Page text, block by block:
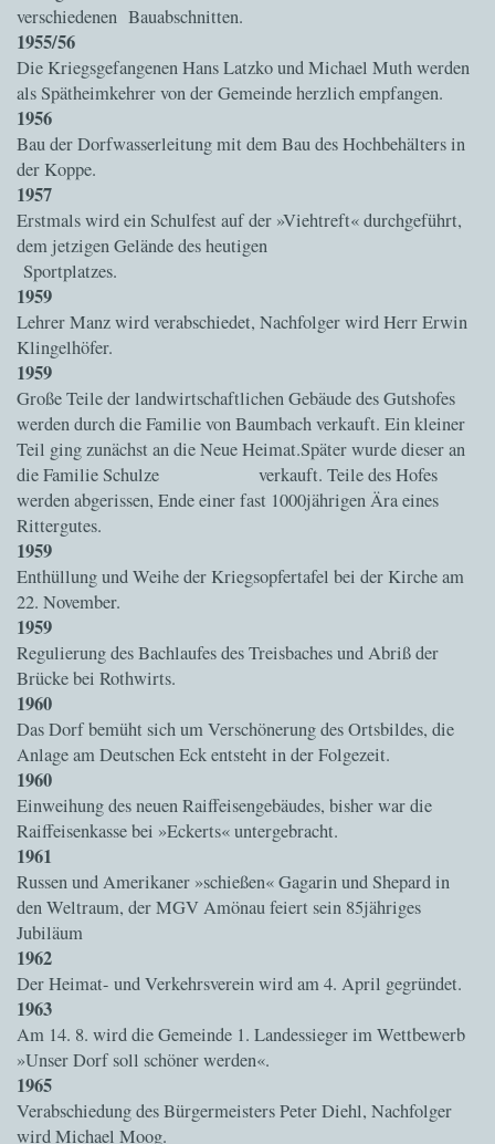
verschiedenen Bauabschnitten.
1955/56
Die Kriegsgefangenen Hans Latzko und Michael Muth werden
als Spätheimkehrer von der Gemeinde herzlich empfangen.
1956
Bau der Dorfwasserleitung mit dem Bau des Hochbehälters in
der Koppe.
1957
Erstmals wird ein Schulfest auf der »Viehtreft« durchgeführt,
dem jetzigen Gelände des heutigen
Sportplatzes.
1959
Lehrer Manz wird verabschiedet, Nachfolger wird Herr Erwin
Klingelhöfer.
1959
Große Teile der landwirtschaftlichen Gebäude des Gutshofes
werden durch die Familie von Baumbach verkauft. Ein kleiner
Teil ging zunächst an die Neue Heimat.Später wurde dieser an
die Familie Schulze verkauft. Teile des Hofes
werden abgerissen, Ende einer fast 1000jährigen Ära eines
Rittergutes.
1959
Enthüllung und Weihe der Kriegsopfertafel bei der Kirche am
22. November.
1959
Regulierung des Bachlaufes des Treisbaches und Abriß der
Brücke bei Rothwirts.
1960
Das Dorf bemüht sich um Verschönerung des Ortsbildes, die
Anlage am Deutschen Eck entsteht in der Folgezeit.
1960
Einweihung des neuen Raiffeisengebäudes, bisher war die
Raiffeisenkasse bei »Eckerts« untergebracht.
1961
Russen und Amerikaner »schießen« Gagarin und Shepard in
den Weltraum, der MGV Amönau feiert sein 85jähriges
Jubiläum
1962
Der Heimat- und Verkehrsverein wird am 4. April gegründet.
1963
Am 14. 8. wird die Gemeinde 1. Landessieger im Wettbewerb
»Unser Dorf soll schöner werden«.
1965
Verabschiedung des Bürgermeisters Peter Diehl, Nachfolger
wird Michael Moog.